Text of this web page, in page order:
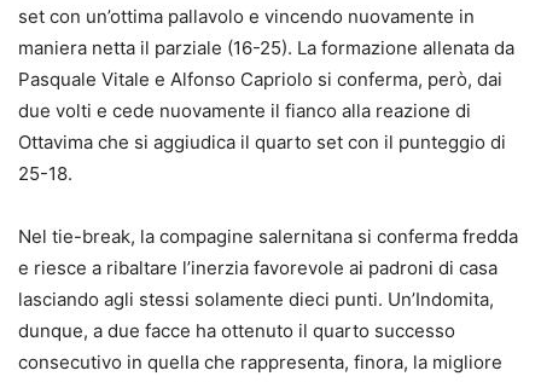
set con un’ottima pallavolo e vincendo nuovamente in
maniera netta il parziale (16-25). La formazione allenata da
Pasquale Vitale e Alfonso Capriolo si conferma, però, dai
due volti e cede nuovamente il fianco alla reazione di
Ottavima che si aggiudica il quarto set con il punteggio di
25-18.
Nel tie-break, la compagine salernitana si conferma fredda
e riesce a ribaltare l’inerzia favorevole ai padroni di casa
lasciando agli stessi solamente dieci punti. Un’Indomita,
dunque, a due facce ha ottenuto il quarto successo
consecutivo in quella che rappresenta, finora, la migliore